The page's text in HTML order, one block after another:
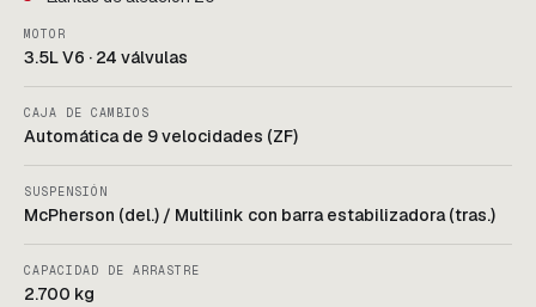
MOTOR
3.5L V6 · 24 válvulas
CAJA DE CAMBIOS
Automática de 9 velocidades (ZF)
SUSPENSIÓN
McPherson (del.) / Multilink con barra estabilizadora (tras.)
CAPACIDAD DE ARRASTRE
2.700 kg